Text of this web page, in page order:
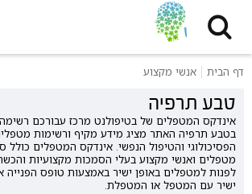
דף הבית אנשי מקצוע
טבע תרפיה
אינדקס המטפלים של בטיפולנט מרכז עבורכם
בטבע תרפיה האתר מציג מידע מקיף ורשימות
הפסיכולוגי והטיפול הנפשי. אינדקס המטפלים כולל
מטפלים ואנשי מקצוע בעלי הסמכות מקצועיות
לפנות למטפלים באופן ישיר באמצעות טופס הפנייה
ישיר עם המטפל או המטפלת.